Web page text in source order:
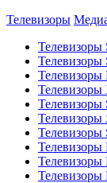
Телевизоры
Телевизоры
Телевизоры
Телевизоры
Телевизоры
Телевизоры
Телевизоры
Телевизоры
Телевизоры
Телевизоры
Телевизоры